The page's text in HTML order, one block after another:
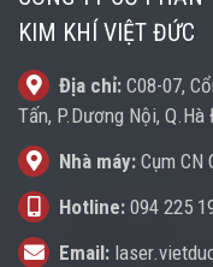
KIM KHÍ VIỆT ĐỨC
Địa chỉ: C08-07,
Tấn, P.Dương Nội, Q.Hà
Nhà máy: Cụm CN
Hotline: 094 225
Email: